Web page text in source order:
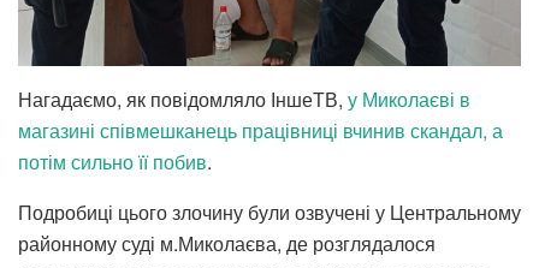
Нагадаємо, як повідомляло ІншеТВ, у Миколаєві в
магазині співмешканець працівниці вчинив скандал, а
потім сильно її побив.
Подробиці цього злочину були озвучені у Центральному
районному суді м.Миколаєва, де розглядалося